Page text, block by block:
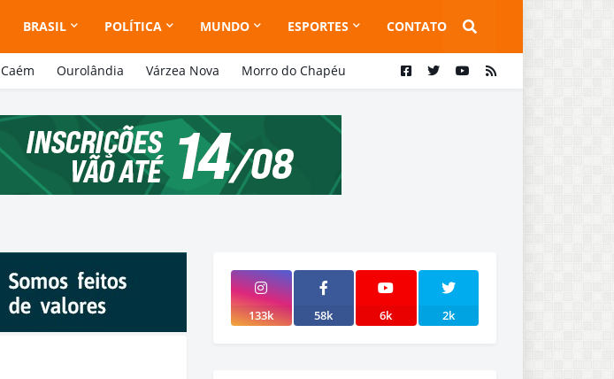
BRASIL POLÍTICA MUNDO ESPORTES CONTATO
Caém Ourolândia Várzea Nova Morro do Chapéu
133k 58k 6k 2k